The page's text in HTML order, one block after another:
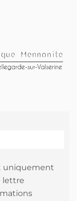
uniquement
lettre